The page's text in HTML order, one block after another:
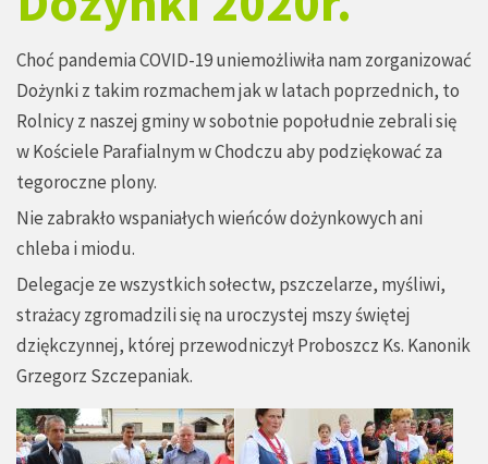
Choć pandemia COVID-19 uniemożliwiła nam zorganizować
Dożynki z takim rozmachem jak w latach poprzednich, to
Rolnicy z naszej gminy w sobotnie popołudnie zebrali się
w Kościele Parafialnym w Chodczu aby podziękować za
tegoroczne plony.
Nie zabrakło wspaniałych wieńców dożynkowych ani
chleba i miodu.
Delegacje ze wszystkich sołectw, pszczelarze, myśliwi,
strażacy zgromadzili się na uroczystej mszy świętej
dziękczynnej, której przewodniczył Proboszcz Ks. Kanonik
Grzegorz Szczepaniak.